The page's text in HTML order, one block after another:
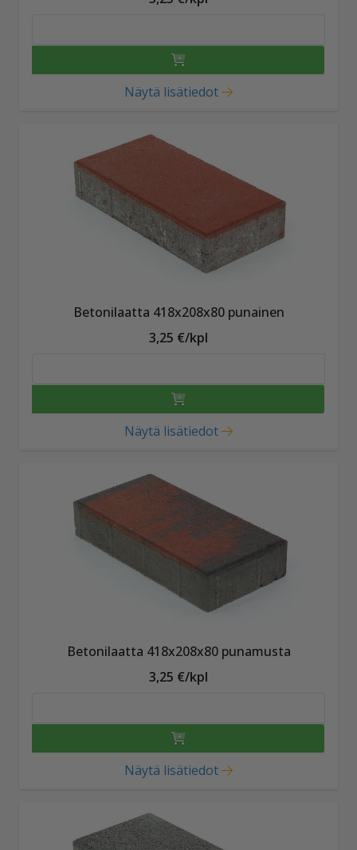
Näytä lisätiedot
Betonilaatta 418x208x80 punainen
3,25 €/kpl
Näytä lisätiedot
Betonilaatta 418x208x80 punamusta
3,25 €/kpl
Näytä lisätiedot